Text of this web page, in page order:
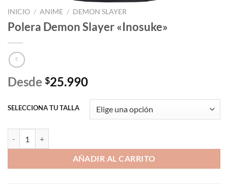
INICIO / ANIME / DEMON SLAYER
Polera Demon Slayer «Inosuke»
Desde $25.990
SELECCIONA TU TALLA
AÑADIR AL CARRITO